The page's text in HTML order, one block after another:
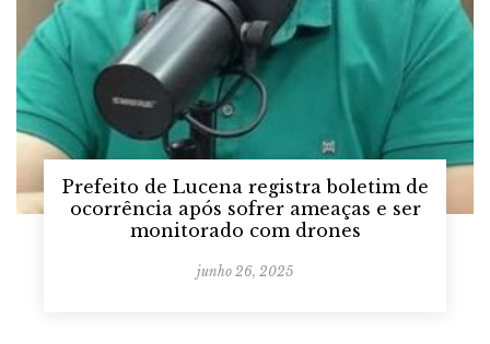
Prefeito de Lucena registra boletim de
ocorrência após sofrer ameaças e ser
monitorado com drones
junho 26, 2025